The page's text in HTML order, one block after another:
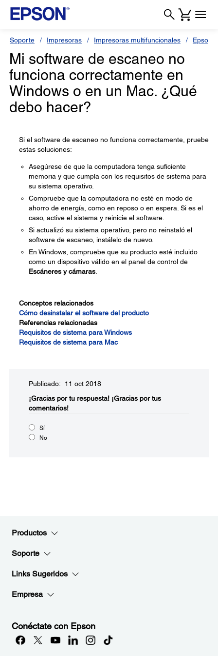
Soporte Impresoras Impresoras multifuncionales Epson
Mi software de escaneo no
funciona correctamente en
Windows o en un Mac. ¿Qué
debo hacer?
Si el software de escaneo no funciona correctamente, pruebe
estas soluciones:
Asegúrese de que la computadora tenga suficiente
memoria y que cumpla con los requisitos de sistema para
su sistema operativo.
Compruebe que la computadora no esté en modo de
ahorro de energía, como en reposo o en espera. Si es el
caso, active el sistema y reinicie el software.
Si actualizó su sistema operativo, pero no reinstaló el
software de escaneo, instálelo de nuevo.
En Windows, compruebe que su producto esté incluido
como un dispositivo válido en el panel de control de
Escáneres y cámaras
Conceptos relacionados
Cómo desinstalar el software del producto
Referencias relacionadas
Requisitos de sistema para Windows
Requisitos de sistema para Mac
Publicado: 11 oct 2018
¡Gracias por tu respuesta! ¡Gracias por tus
comentarios!
Sí
No
Productos
Soporte
Links Sugeridos
Empresa
Conéctate con Epson